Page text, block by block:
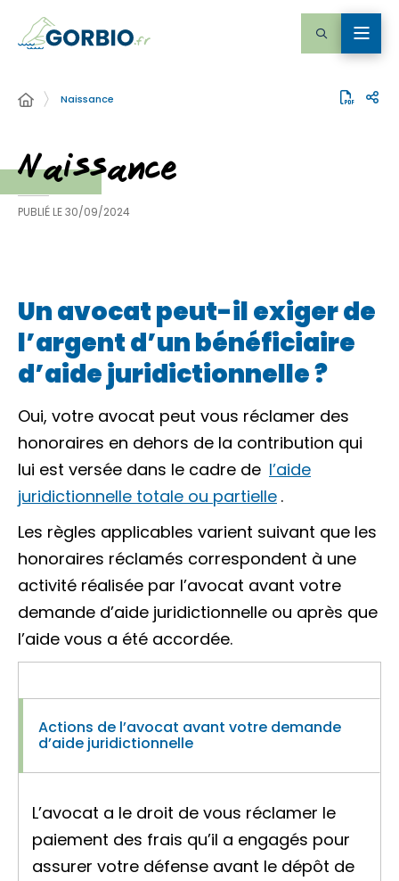
Naissance
Naissance
PUBLIÉ LE30/09/2024
Un avocat peut-il exiger de
l’argent d’un bénéficiaire
d’aide juridictionnelle ?
Oui, votre avocat peut vous réclamer des
honoraires en dehors de la contribution qui
lui est versée dans le cadre de l’aide
juridictionnelle totale ou partielle .
Les règles applicables varient suivant que les
honoraires réclamés correspondent à une
activité réalisée par l’avocat avant votre
demande d’aide juridictionnelle ou après que
l’aide vous a été accordée.
Actions de l’avocat avant votre demande
d’aide juridictionnelle
L’avocat a le droit de vous réclamer le
paiement des frais qu’il a engagés pour
assurer votre défense avant le dépôt de